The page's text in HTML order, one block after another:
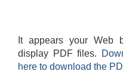
It appears your Web
display PDF files.
here to download the